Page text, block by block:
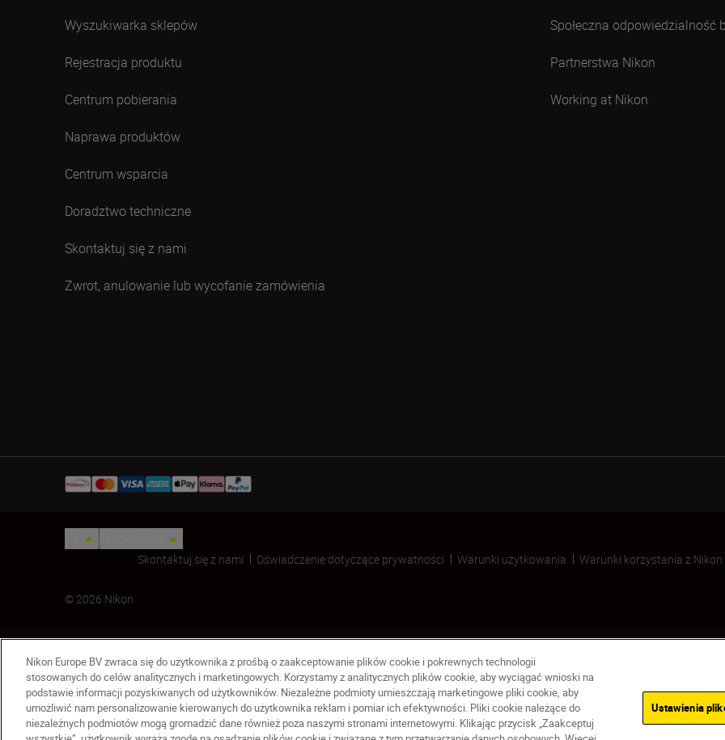
Celownik kolimatorowy DF-M1
Wyszukiwarka sklepów
Rejestracja produktu
Centrum pobierania
Naprawa produktów
Centrum wsparcia
Doradztwo techniczne
Skontaktuj się z nami
Zwrot, anulowanie lub wycofanie zamówienia
Społeczna odpowiedzialność
Partnerstwa Nikon
Working at Nikon
Skontaktuj się z nami Oświadczenie dotyczące prywatności Warunki użytkowania Warunki korzystania z Nikon
© 2026 Nikon
Nikon Europe BV zwraca się do użytkownika z prośbą o zaakceptowanie plików cookie i pokrewnych technologii
stosowanych do celów analitycznych i marketingowych. Korzystamy z analitycznych plików cookie, aby wyciągać wnioski na
podstawie informacji pozyskiwanych od użytkowników. Niezależne podmioty umieszczają marketingowe pliki cookie, aby
umożliwić nam personalizowanie kierowanych do użytkownika reklam i pomiar ich efektywności. Pliki cookie należące do
niezależnych podmiotów mogą gromadzić dane również poza naszymi stronami internetowymi. Klikając przycisk „Zaakceptuj
Ustawienia